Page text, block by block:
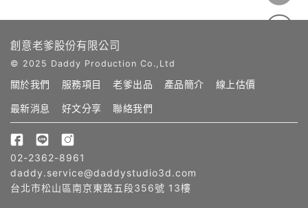
創意老爹股份有限公司
© 2025 Daddy Production Co.,Ltd
關於我們 服務項目 老爹出品 產品簡介 線上估價
最新消息 好文分享 聯絡我們
02-2362-8961
daddy.service@daddystudio3d.com
台北市松山區南京東路五段356號 13樓